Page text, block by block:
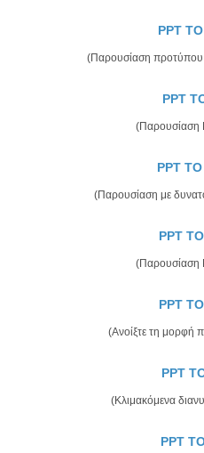
PPT
(Παρουσίαση
PPT
(Παρουσίαση
PPT
(Παρουσίαση με
PPT
(Παρουσίαση
PPT
(Ανοίξτε τη μορφή
PPT
(Κλιμακόμενα
PPT